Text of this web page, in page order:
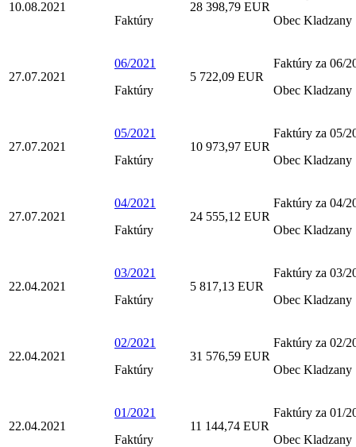
10.08.2021
Faktúry
28 398,79 EUR
Obec Kladzany
27.07.2021
06/2021
Faktúry
5 722,09 EUR
Faktúry za 06/
Obec Kladzany
27.07.2021
05/2021
Faktúry
10 973,97 EUR
Faktúry za 05/
Obec Kladzany
27.07.2021
04/2021
Faktúry
24 555,12 EUR
Faktúry za 04/
Obec Kladzany
22.04.2021
03/2021
Faktúry
5 817,13 EUR
Faktúry za 03/
Obec Kladzany
22.04.2021
02/2021
Faktúry
31 576,59 EUR
Faktúry za 02/
Obec Kladzany
22.04.2021
01/2021
Faktúry
11 144,74 EUR
Faktúry za 01/
Obec Kladzany